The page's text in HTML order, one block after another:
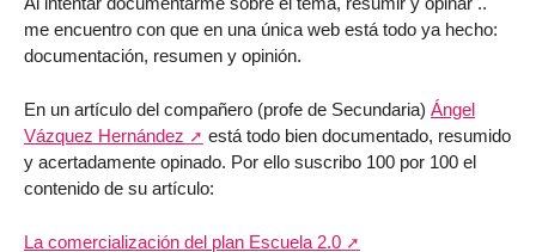
me encuentro con que en una única web está todo ya hecho:
documentación, resumen y opinión.
En un artículo del compañero (profe de Secundaria) Ángel
Vázquez Hernández
está todo bien documentado, resumido
y acertadamente opinado. Por ello suscribo 100 por 100 el
contenido de su artículo:
La comercialización del plan Escuela 2.0